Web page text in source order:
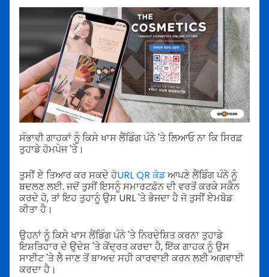
ਸੰਭਾਵੀ ਗਾਹਕਾਂ ਨੂੰ ਕਿਸੇ ਖਾਸ ਲੈਂਡਿੰਗ ਪੰਨੇ 'ਤੇ ਲਿਆਓ ਨਾ ਕਿ ਸਿਰਫ਼
ਤੁਹਾਡੇ ਹੋਮਪੇਜ 'ਤੇ।
ਤੁਸੀਂ ਏ ਤਿਆਰ ਕਰ ਸਕਦੇ ਹੋURL QR ਕੋਡਆਪਣੇ ਲੈਂਡਿੰਗ ਪੰਨੇ ਨੂੰ
ਬਦਲਣ ਲਈ. ਜਦੋਂ ਤੁਸੀਂ ਇਸਨੂੰ ਸਮਾਰਟਫ਼ੋਨ ਦੀ ਵਰਤੋਂ ਕਰਕੇ ਸਕੈਨ
ਕਰਦੇ ਹੋ, ਤਾਂ ਇਹ ਤੁਹਾਨੂੰ ਉਸ URL 'ਤੇ ਭੇਜਦਾ ਹੈ ਜੋ ਤੁਸੀਂ ਏਮਬੇਡ
ਕੀਤਾ ਹੈ।
ਉਹਨਾਂ ਨੂੰ ਕਿਸੇ ਖਾਸ ਲੈਂਡਿੰਗ ਪੰਨੇ 'ਤੇ ਨਿਰਦੇਸ਼ਿਤ ਕਰਨਾ ਤੁਹਾਡੇ
ਇਸ਼ਤਿਹਾਰ ਦੇ ਉਦੇਸ਼ 'ਤੇ ਕੇਂਦ੍ਰਤ ਕਰਦਾ ਹੈ, ਇੱਕ ਗਾਹਕ ਨੂੰ ਉਸ
ਸਾਈਟ 'ਤੇ ਲੈ ਜਾਣ ਤੋਂ ਬਾਅਦ ਸਹੀ ਕਾਰਵਾਈ ਕਰਨ ਲਈ ਅਗਵਾਈ
ਕਰਦਾ ਹੈ।